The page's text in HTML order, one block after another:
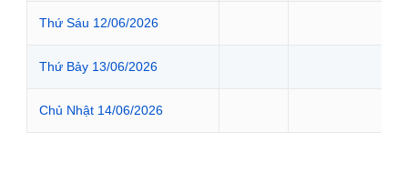
Thứ Sáu 12/06/2026
Thứ Bảy 13/06/2026
Chủ Nhật 14/06/2026